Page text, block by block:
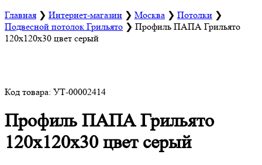
Главная ❯ Интернет-магазин ❯ Москва ❯ Потолки ❯
Подвесной потолок Грильято ❯ Профиль ПАПА Грильято
120х120х30 цвет серый
Код товара: УТ-00002414
Профиль ПАПА Грильято
120х120х30 цвет серый